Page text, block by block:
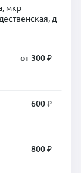
мкр
д
от 300 ₽
600 ₽
800 ₽